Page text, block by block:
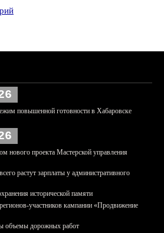
повышенной готовности в Хабаровске
нового проекта Мастерской управления
растут зарплаты у административного
исторической памяти
участников кампании «Продвижение
объемы дорожных работ